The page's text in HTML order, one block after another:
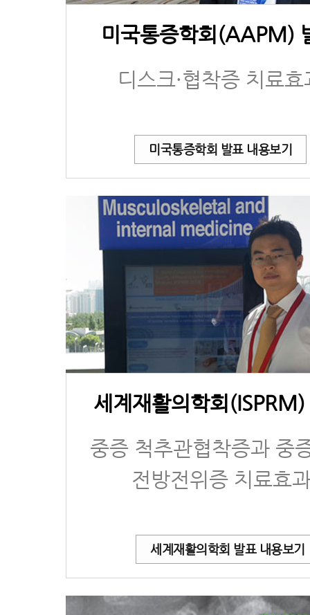
미국통증학회(AAPM)
디스크·협착증 치료효
미국통증학회 발표 내용보기
세계재활의학회
중증 척추관협착증과 중
전방전위증 치료효
세계재활의학회 발표 내용보기